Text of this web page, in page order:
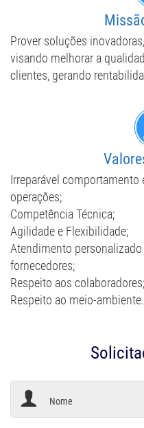
Prover soluções
visando melhorar a
clientes, gerando
Irreparável
operações;
Competência Técnica;
Agilidade e Flexibilidade;
Atendimento
fornecedores;
Respeito aos colaboradores;
Respeito ao meio-ambiente.